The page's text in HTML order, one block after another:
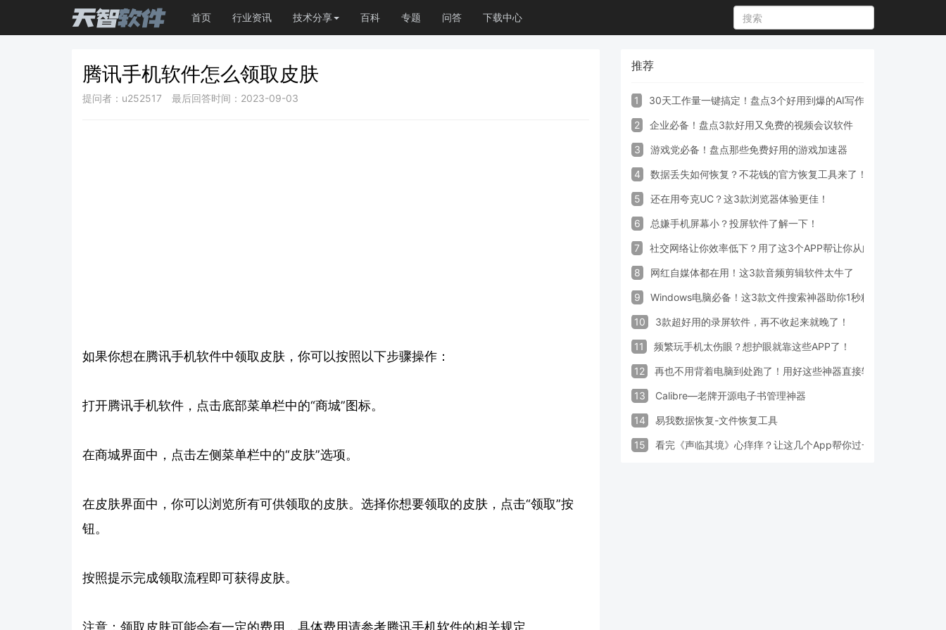
首页 行业资讯 技术分享 百科 专题 问答 下载中心
腾讯手机软件怎么领取皮肤
提问者：u252517 最后回答时间：2023-09-03
如果你想在腾讯手机软件中领取皮肤，你可以按照以下步骤操作：
打开腾讯手机软件，点击底部菜单栏中的“商城”图标。
在商城界面中，点击左侧菜单栏中的“皮肤”选项。
在皮肤界面中，你可以浏览所有可供领取的皮肤。选择你想要领取的皮肤，点击“领取”按
钮。
按照提示完成领取流程即可获得皮肤。
注意：领取皮肤可能会有一定的费用，具体费用请参考腾讯手机软件的相关规定。
推荐
1 30天工作量一键搞定！盘点3个好用到爆的AI写作生成器工具
2 企业必备！盘点3款好用又免费的视频会议软件
3 游戏党必备！盘点那些免费好用的游戏加速器
4 数据丢失如何恢复？不花钱的官方恢复工具来了！
5 还在用夸克UC？这3款浏览器体验更佳！
6 总嫌手机屏幕小？投屏软件了解一下！
7 社交网络让你效率低下？用了这3个APP帮让你从此戒掉手机！
8 网红自媒体都在用！这3款音频剪辑软件太牛了
9 Windows电脑必备！这3款文件搜索神器助你1秒精准定位文件
10 3款超好用的录屏软件，再不收起来就晚了！
11 频繁玩手机太伤眼？想护眼就靠这些APP了！
12 再也不用背着电脑到处跑了！用好这些神器直接轻松办公
13 Calibre—老牌开源电子书管理神器
14 易我数据恢复-文件恢复工具
15 看完《声临其境》心痒痒？让这几个App帮你过一把配音瘾